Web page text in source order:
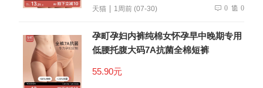
天猫 1周前 (07-30) 0 0
孕町孕妇内裤纯棉女怀孕早中晚期专用
低腰托腹大码7A抗菌全棉短裤
55.90元